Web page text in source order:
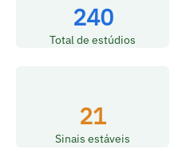
240
Total de estúdios
21
Sinais estáveis